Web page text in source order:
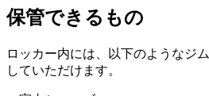
保管できるもの
ロッカー内には、以下のようなジ
していただけます。